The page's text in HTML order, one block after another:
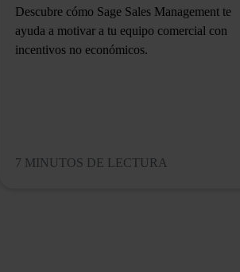
Descubre cómo Sage Sales Management te
ayuda a motivar a tu equipo comercial con
incentivos no económicos.
7 MINUTOS DE LECTURA